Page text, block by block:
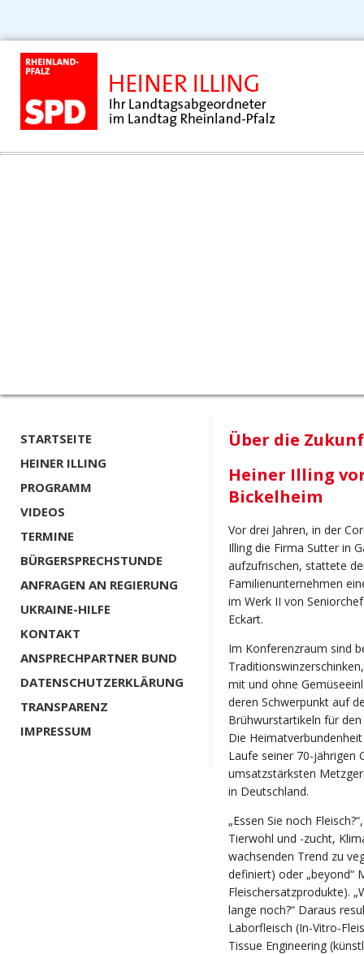
STARTSEITE
HEINER ILLING
PROGRAMM
VIDEOS
TERMINE
BÜRGERSPRECHSTUNDE
ANFRAGEN AN REGIERUNG
UKRAINE-HILFE
KONTAKT
ANSPRECHPARTNER BUND
DATENSCHUTZERKLÄRUNG
TRANSPARENZ
IMPRESSUM
Über die
Heiner Illing
Bickelheim
Vor drei Jahren, in der
Illing die Firma Sutter in
aufzufrischen, stattete
Familienunternehmen
im Werk II von
Eckart.
Im Konferenzraum sind
mit und ohne
deren Schwerpunkt auf
Brühwurstartikeln für den
Die
Laufe seiner 70-jährigen
umsatzstärksten
in Deutschland.
„Essen Sie noch
Tierwohl und -zucht,
wachsenden Trend zu
definiert) oder „beyond“
Fleischersatzprodukte).
lange noch?“ Daraus
Laborfleisch (In-Vitro-
Tissue Engineering